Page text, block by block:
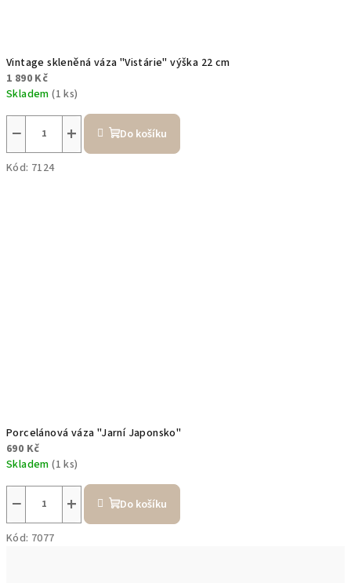
Vintage skleněná váza "Vistárie" výška 22 cm
1 890 Kč
Skladem(1 ks)
+
− Do košíku
Kód: 7124
Porcelánová váza "Jarní Japonsko"
690 Kč
Skladem(1 ks)
+
− Do košíku
Kód: 7077